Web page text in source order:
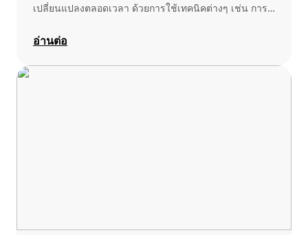
เปลี่ยนแปลงตลอดเวลา ด้วยการใช้เทคนิคต่างๆ เช่น การ
ผสมผสาน เทรดเดอร์สามารถตัดสินใจอย่างมีข้อมูลที่
ว่าจะเน้นโอกาสระยะสั้นอย่างการสแคปปิ้ง (scalping)
อ่านต่อ